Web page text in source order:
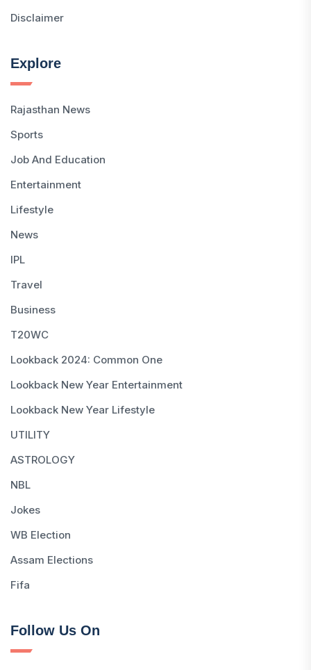
Disclaimer
Explore
Rajasthan News
Sports
Job And Education
Entertainment
Lifestyle
News
IPL
Travel
Business
T20WC
Lookback 2024: Common One
Lookback New Year Entertainment
Lookback New Year Lifestyle
UTILITY
ASTROLOGY
NBL
Jokes
WB Election
Assam Elections
Fifa
Follow Us On